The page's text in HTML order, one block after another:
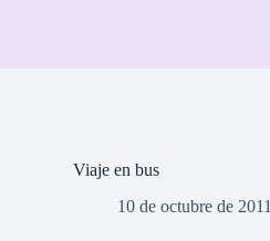
Viaje en bus
10 de octubre de 2011